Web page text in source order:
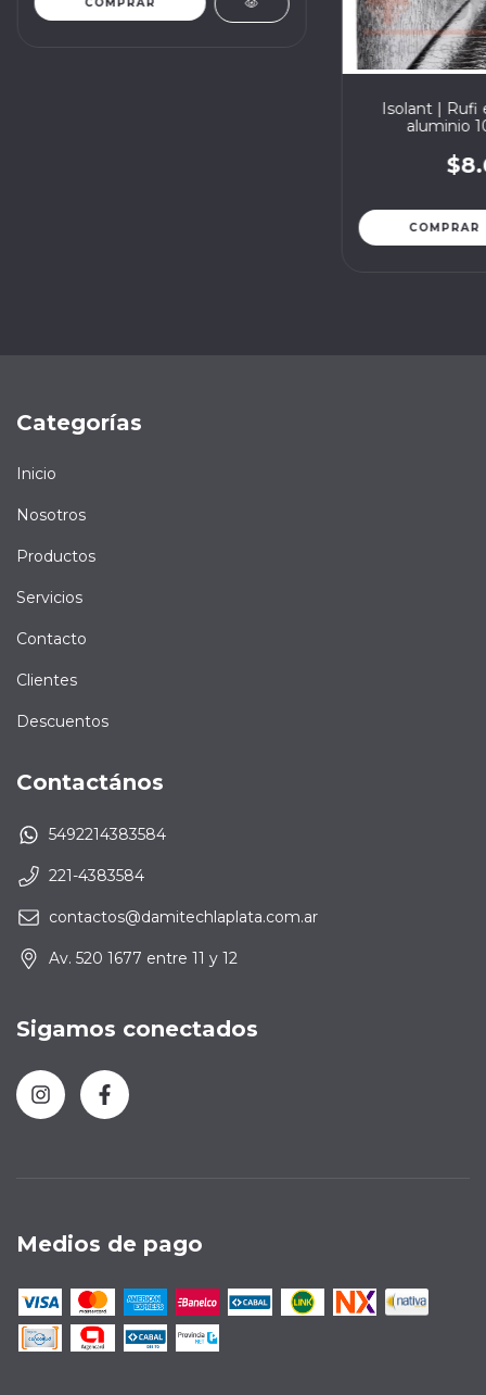
Isolant | Rufi
aluminio
Categorías
Inicio
Nosotros
Productos
Servicios
Contacto
Clientes
Descuentos
Contactános
5492214383584
221-4383584
contactos@damitechlaplata.com.ar
Av. 520 1677 entre 11 y 12
Sigamos conectados
Medios de pago